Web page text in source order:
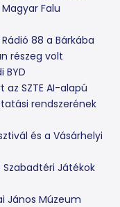
Falu
88 a Bárkába
részeg volt
BYD
SZTE AI-alapú
rendszerének
és a Vásárhelyi
Játékok
János Múzeum